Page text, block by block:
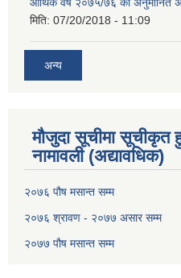
मिति: 07/20/2018 - 11:09
अन्य
मौजुदा सूचीमा सूचीकृत
नामावली (अद्यावधिक)
२०७६ पौष मसान्त सम्म
२०७६ श्रावण - २०७७ असार सम्म
२०७७ पौष मसान्त सम्म